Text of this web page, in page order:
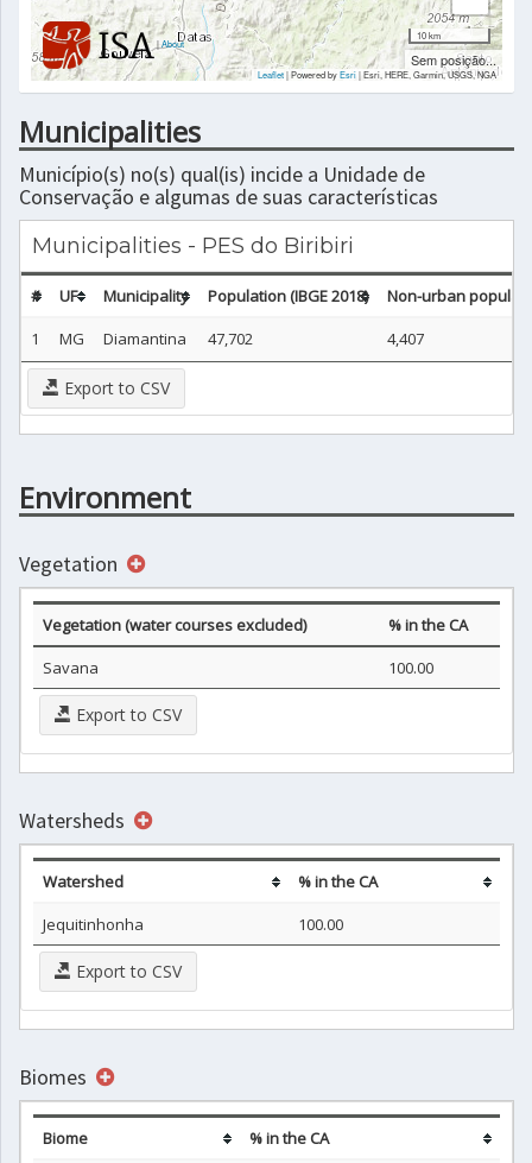
|About
10 km
Sem posição...
Leaflet| Powered byEsri|Esri, HERE, Garmin, USGS, NGA
Municipalities
Município(s) no(s) qual(is) incide a Unidade de
Conservação e algumas de suas características
Municipalities - PES do Biribiri
# UF Municipality Population (IBGE 2018)
Non-urban
1
MG Diamantina 47,702 4,407
Export to CSV
Environment
Vegetation
Vegetation (water courses excluded)
% in the CA
Savana
100.00
Export to CSV
Watersheds
Watershed
% in the CA
Jequitinhonha
100.00
Export to CSV
Biomes
Biome
% in the CA